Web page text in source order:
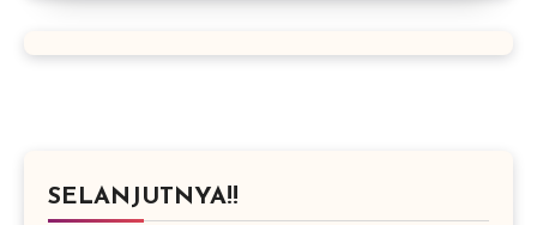
SELANJUTNYA!!